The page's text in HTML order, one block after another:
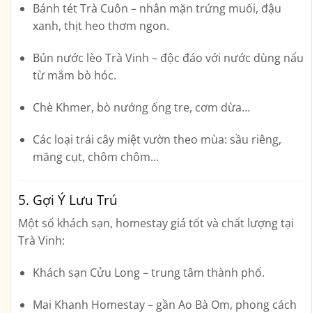
Bánh tét Trà Cuôn – nhân mặn trứng muối, đậu
xanh, thịt heo thơm ngon.
Bún nước lèo Trà Vinh – độc đáo với nước dùng nấu
từ mắm bò hóc.
Chè Khmer, bò nướng ống tre, cơm dừa…
Các loại trái cây miệt vườn theo mùa: sầu riêng,
măng cụt, chôm chôm…
5. Gợi Ý Lưu Trú
Một số khách sạn, homestay giá tốt và chất lượng tại
Trà Vinh:
Khách sạn Cửu Long– trung tâm thành phố.
Mai Khanh Homestay– gần Ao Bà Om, phong cách